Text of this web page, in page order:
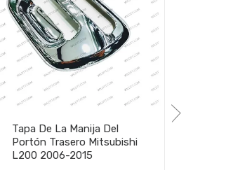
Tapa De La Manija Del
Portón Trasero Mitsubishi
L200 2006-2015